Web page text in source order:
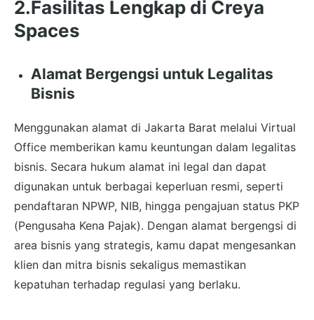
2.Fasilitas Lengkap di Creya
Spaces
Alamat Bergengsi untuk Legalitas
Bisnis
Menggunakan alamat di Jakarta Barat melalui Virtual
Office memberikan kamu keuntungan dalam legalitas
bisnis. Secara hukum alamat ini legal dan dapat
digunakan untuk berbagai keperluan resmi, seperti
pendaftaran NPWP, NIB, hingga pengajuan status PKP
(Pengusaha Kena Pajak). Dengan alamat bergengsi di
area bisnis yang strategis, kamu dapat mengesankan
klien dan mitra bisnis sekaligus memastikan
kepatuhan terhadap regulasi yang berlaku.